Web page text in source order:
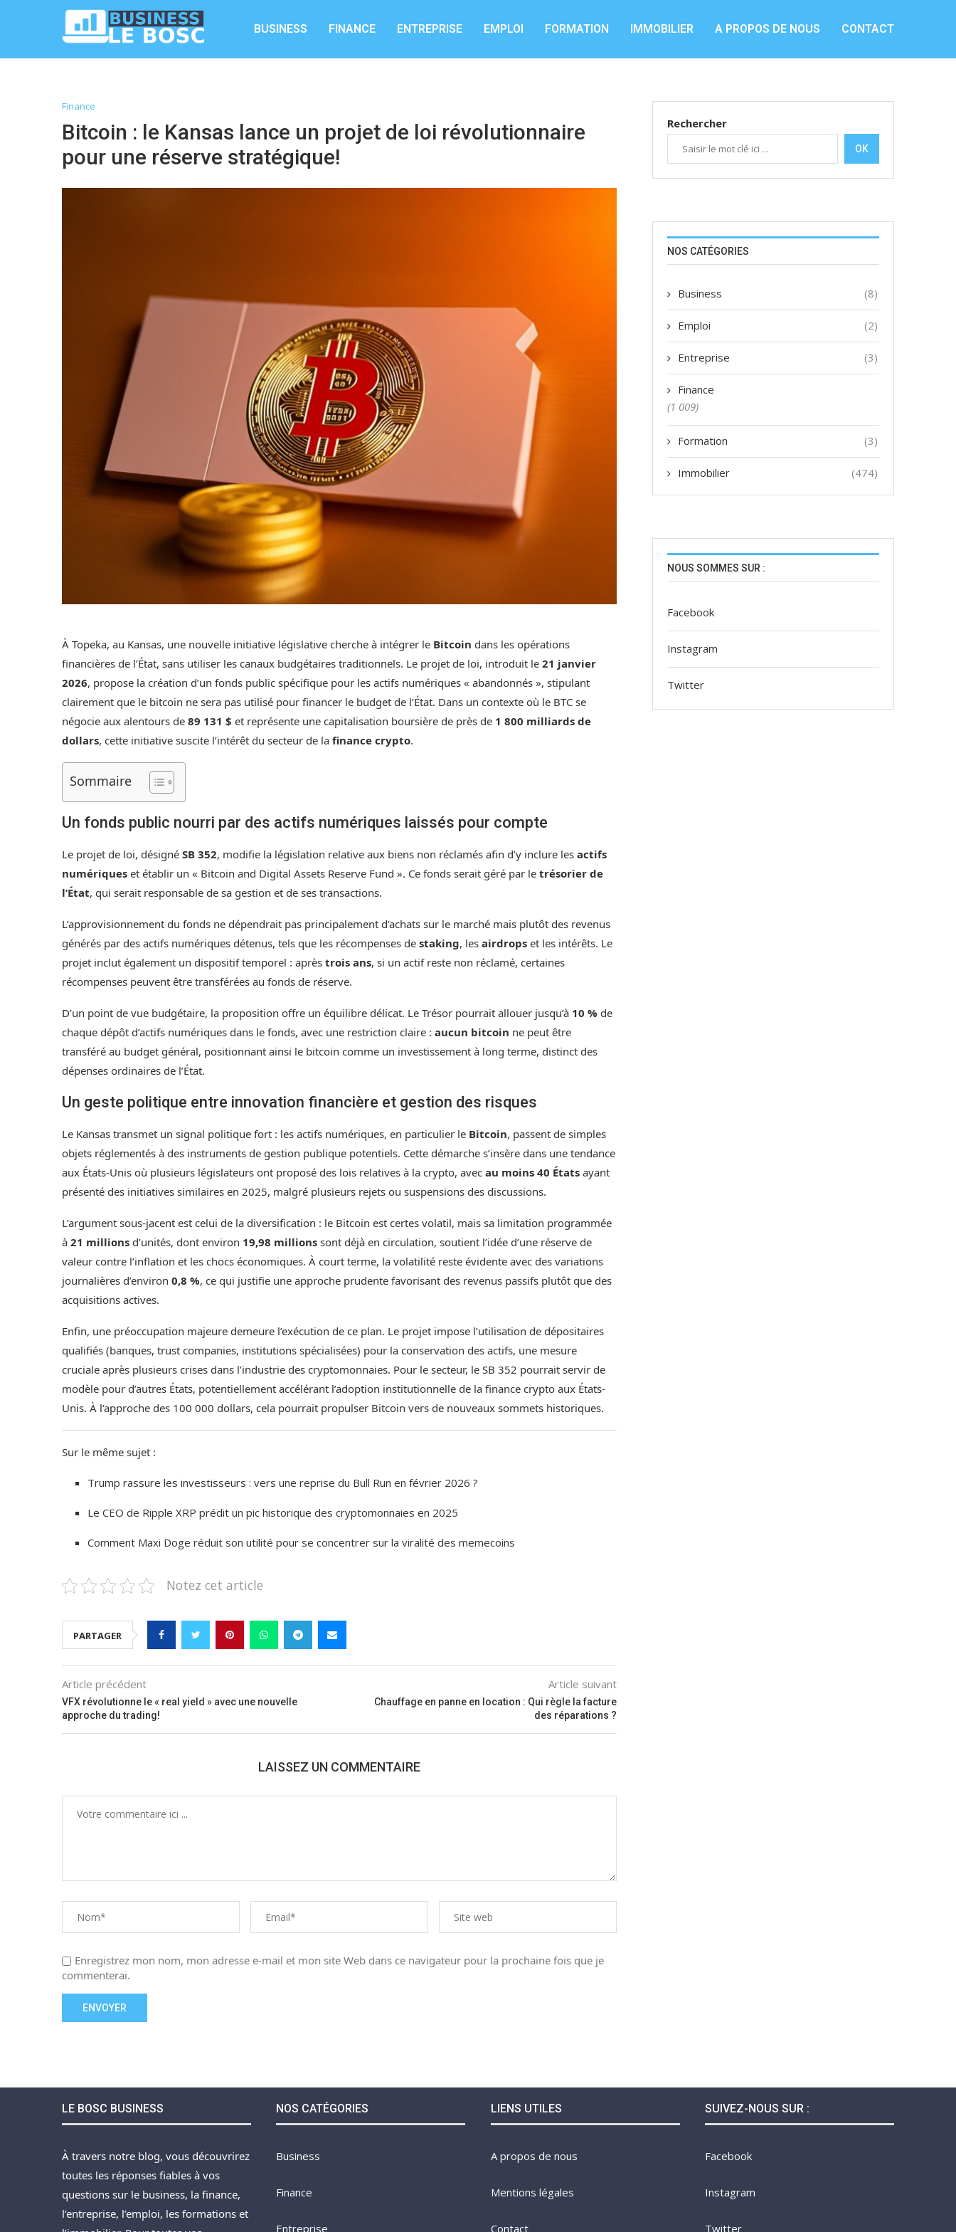
BUSINESS FINANCE ENTREPRISE EMPLOI FORMATION IMMOBILIER A PROPOS DE NOUS CONTACT
Finance
Bitcoin : le Kansas lance un projet de loi révolutionnaire
pour une réserve stratégique!
À Topeka, au Kansas, une nouvelle initiative législative cherche à intégrer le Bitcoin dans les opérations
financières de l’État, sans utiliser les canaux budgétaires traditionnels. Le projet de loi, introduit le 21 janvier
2026, propose la création d’un fonds public spécifique pour les actifs numériques « abandonnés », stipulant
clairement que le bitcoin ne sera pas utilisé pour financer le budget de l’État. Dans un contexte où le BTC se
négocie aux alentours de 89 131 $ et représente une capitalisation boursière de près de 1 800 milliards de
dollars, cette initiative suscite l’intérêt du secteur de la finance crypto.
Sommaire
Un fonds public nourri par des actifs numériques laissés pour compte
Le projet de loi, désigné SB 352, modifie la législation relative aux biens non réclamés afin d’y inclure les actifs
numériques et établir un « Bitcoin and Digital Assets Reserve Fund ». Ce fonds serait géré par le trésorier de
l’État, qui serait responsable de sa gestion et de ses transactions.
L’approvisionnement du fonds ne dépendrait pas principalement d’achats sur le marché mais plutôt des revenus
générés par des actifs numériques détenus, tels que les récompenses de staking, les airdrops et les intérêts. Le
projet inclut également un dispositif temporel : après trois ans, si un actif reste non réclamé, certaines
récompenses peuvent être transférées au fonds de réserve.
D’un point de vue budgétaire, la proposition offre un équilibre délicat. Le Trésor pourrait allouer jusqu’à 10 % de
chaque dépôt d’actifs numériques dans le fonds, avec une restriction claire : aucun bitcoin ne peut être
transféré au budget général, positionnant ainsi le bitcoin comme un investissement à long terme, distinct des
dépenses ordinaires de l’État.
Un geste politique entre innovation financière et gestion des risques
Le Kansas transmet un signal politique fort : les actifs numériques, en particulier le Bitcoin, passent de simples
objets réglementés à des instruments de gestion publique potentiels. Cette démarche s’insère dans une tendance
aux États-Unis où plusieurs législateurs ont proposé des lois relatives à la crypto, avec au moins 40 États ayant
présenté des initiatives similaires en 2025, malgré plusieurs rejets ou suspensions des discussions.
L’argument sous-jacent est celui de la diversification : le Bitcoin est certes volatil, mais sa limitation programmée
à 21 millions d’unités, dont environ 19,98 millions sont déjà en circulation, soutient l’idée d’une réserve de
valeur contre l’inflation et les chocs économiques. À court terme, la volatilité reste évidente avec des variations
journalières d’environ 0,8 %, ce qui justifie une approche prudente favorisant des revenus passifs plutôt que des
acquisitions actives.
Enfin, une préoccupation majeure demeure l’exécution de ce plan. Le projet impose l’utilisation de dépositaires
qualifiés (banques, trust companies, institutions spécialisées) pour la conservation des actifs, une mesure
cruciale après plusieurs crises dans l’industrie des cryptomonnaies. Pour le secteur, le SB 352 pourrait servir de
modèle pour d’autres États, potentiellement accélérant l’adoption institutionnelle de la finance crypto aux États-
Unis. À l’approche des 100 000 dollars, cela pourrait propulser Bitcoin vers de nouveaux sommets historiques.
Sur le même sujet :
Trump rassure les investisseurs : vers une reprise du Bull Run en février 2026 ?
Le CEO de Ripple XRP prédit un pic historique des cryptomonnaies en 2025
Comment Maxi Doge réduit son utilité pour se concentrer sur la viralité des memecoins
Notez cet article
PARTAGER
Article précédent
VFX révolutionne le « real yield » avec une nouvelle
approche du trading!
Article suivant
Chauffage en panne en location : Qui règle la facture
des réparations ?
LAISSEZ UN COMMENTAIRE
Enregistrez mon nom, mon adresse e-mail et mon site Web dans ce navigateur pour la prochaine fois que je
commenterai.
Rechercher
OK
NOS CATÉGORIES
Business (8)
Emploi (2)
Entreprise (3)
Finance
(1 009)
Formation (3)
Immobilier (474)
NOUS SOMMES SUR :
Facebook
Instagram
Twitter
LE BOSC BUSINESS
À travers notre blog, vous découvrirez
toutes les réponses fiables à vos
questions sur le business, la finance,
l’entreprise, l’emploi, les formations et
NOS CATÉGORIES
Business
Finance
Entreprise
LIENS UTILES
A propos de nous
Mentions légales
Contact
SUIVEZ-NOUS SUR :
Facebook
Instagram
Twitter